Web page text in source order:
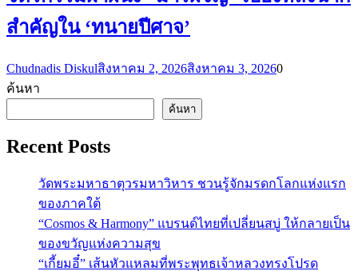
สำคัญใน ‘ทนายปีศาจ’
Chudnadis Diskulสิงหาคม 2, 2026สิงหาคม 3, 20260
ค้นหา
ค้นหา
Recent Posts
วัดพระมหาธาตุวรมหาวิหาร ชวนรู้จักมรดกโลกแห่งแรก
ของภาคใต้
“Cosmos & Harmony” แบรนด์ไทยที่เปลี่ยนสบู่ ให้กลายเป็น
ของขวัญแห่งความสุข
“เกี้ยมอี๋” เส้นหัวแหลมที่พระพุทธเจ้าหลวงทรงโปรด